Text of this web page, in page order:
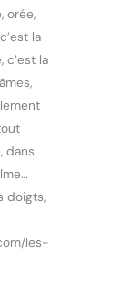
orée,
la
c’est la
dans
doigts,
les-